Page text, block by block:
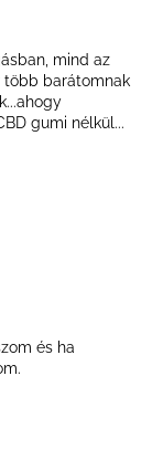
mind az
több barátomnak
gumi nélkül...
és ha